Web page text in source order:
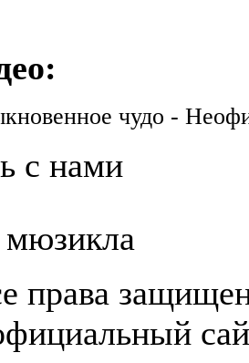
чудо -
с нами
права